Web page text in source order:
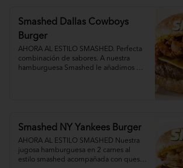
Smashed Dallas Cowboys
Burger
AHORA AL ESTILO SMASHED. Perfecta
combinación de sabores. A nuestra
hamburguesa Smashed le añadimos
Smashed NY Yankees Burger
AHORA AL ESTILO SMASHED Nuestra
jugosa hamburguesa en 2 carnes al
estilo smashed acompañada con queso